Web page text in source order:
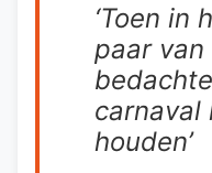
‘Toen in
paar van
carnaval
houden’